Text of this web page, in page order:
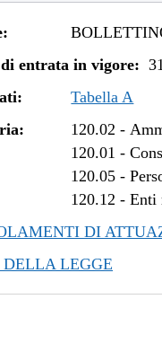
entrata in vigore:
Tabella A
120.02 -
120.01 -
120.05 -
120.12 -Enti
DI
LEGGE